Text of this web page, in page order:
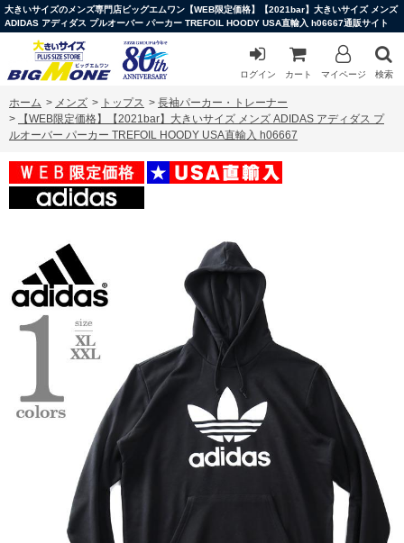
大きいサイズのメンズ専門店ビッグエムワン【WEB限定価格】【2021bar】大きいサイズ メンズ
ADIDAS アディダス プルオーバー パーカー TREFOIL HOODY USA直輸入 h06667通販サイト
ログイン カート マイページ 検索
ホーム > メンズ > トップス > 長袖パーカー・トレーナー
>
【WEB限定価格】【2021bar】大きいサイズ メンズ ADIDAS アディダス プ
ルオーバー パーカー TREFOIL HOODY USA直輸入 h06667